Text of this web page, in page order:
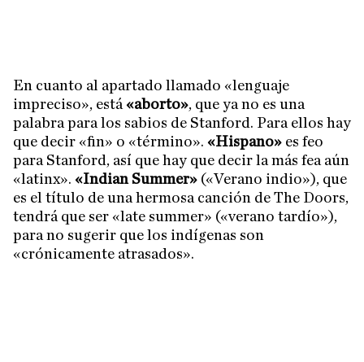
En cuanto al apartado llamado «lenguaje
impreciso», está«aborto», que ya no es una
palabra para los sabios de Stanford. Para ellos hay
que decir «fin» o «término». «Hispano» es feo
para Stanford, así que hay que decir la más fea aún
«latinx». «Indian Summer» («Verano indio»), que
es el título de una hermosa canción de The Doors,
tendrá que ser «late summer» («verano tardío»),
para no sugerir que los indígenas son
«crónicamente atrasados».